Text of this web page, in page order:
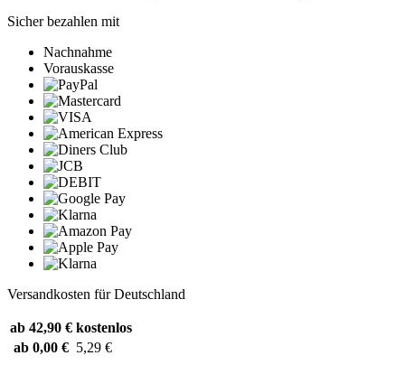
Sicher bezahlen mit
Nachnahme
Vorauskasse
Versandkosten für Deutschland
ab 42,90 € kostenlos
ab 0,00 € 5,29 €